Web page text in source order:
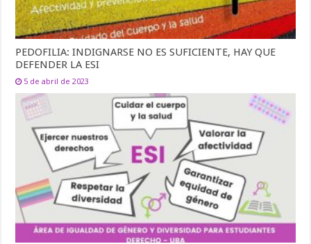
PEDOFILIA: INDIGNARSE NO ES SUFICIENTE, HAY QUE
DEFENDER LA ESI
5 de abril de 2023